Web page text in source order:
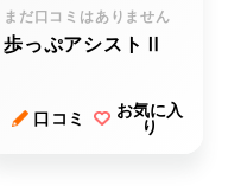
まだ口コミはありません
歩っぷアシストⅡ
口コミ
お気に入
り